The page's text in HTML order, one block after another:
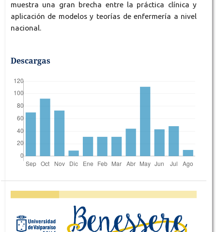
muestra una gran brecha entre la práctica clínica y
aplicación de modelos y teorías de enfermería a nivel
nacional.
Descargas